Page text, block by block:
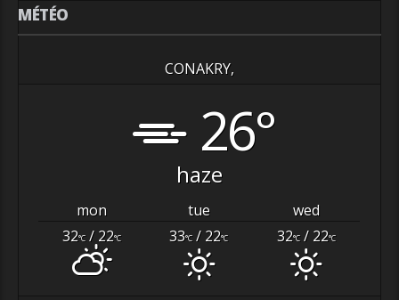
MÉTÉO
CONAKRY,
26°
haze
mon tue
wed
32°C / 22°C 33°C / 22°C 32°C/ 22°C